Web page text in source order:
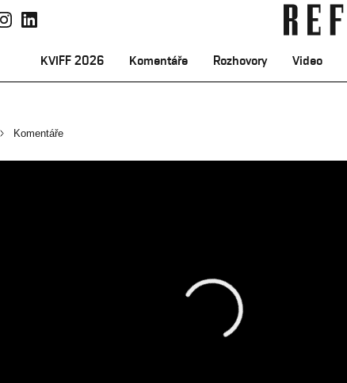
KVIFF 2026 Komentáře Rozhovory Video
Komentáře